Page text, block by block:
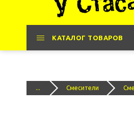
КАТАЛОГ ТОВАРОВ
... Смесители